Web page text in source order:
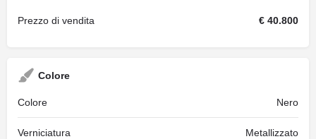
Prezzo di vendita € 40.800
Colore
Colore Nero
Verniciatura Metallizzato